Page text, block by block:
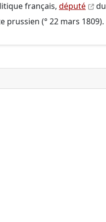
français, député du
prussien (° 22 mars 1809).